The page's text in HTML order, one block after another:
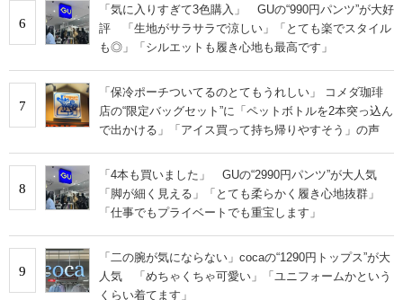
6
「気に入りすぎて3色購入」 GUの“990円パンツ”が大好
評 「生地がサラサラで涼しい」「とても楽でスタイル
も◎」「シルエットも履き心地も最高です」
7
「保冷ポーチついてるのとてもうれしい」 コメダ珈琲
店の“限定バッグセット”に「ペットボトルを2本突っ込ん
で出かける」「アイス買って持ち帰りやすそう」の声
8
「4本も買いました」 GUの“2990円パンツ”が大人気
「脚が細く見える」「とても柔らかく履き心地抜群」
「仕事でもプライベートでも重宝します」
9
「二の腕が気にならない」cocaの“1290円トップス”が大
人気 「めちゃくちゃ可愛い」「ユニフォームかという
くらい着てます」